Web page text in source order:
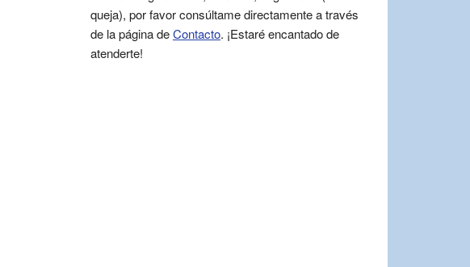
queja), por favor consúltame directamente a través
de la página deContacto. ¡Estaré encantado de
atenderte!